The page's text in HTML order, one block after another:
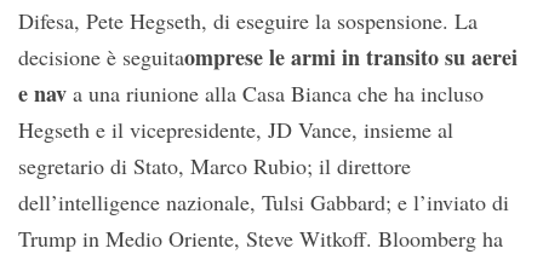
Difesa, Pete Hegseth, di eseguire la sospensione. La
decisione è seguitaomprese le armi in transito su aerei
e nav a una riunione alla Casa Bianca che ha incluso
Hegseth e il vicepresidente, JD Vance, insieme al
segretario di Stato, Marco Rubio; il direttore
dell’intelligence nazionale, Tulsi Gabbard; e l’inviato di
Trump in Medio Oriente, Steve Witkoff. Bloomberg ha